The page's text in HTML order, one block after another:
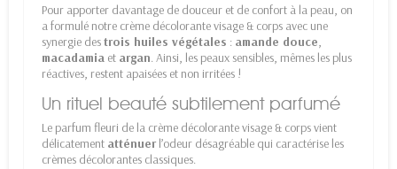
Pour apporter davantage de douceur et de confort à la peau, on
a formulé notre crème décolorante visage & corps avec une
synergie destrois huiles végétales : amande douce,
macadamia et argan. Ainsi, les peaux sensibles, mêmes les plus
réactives, restent apaisées et non irritées !
Un rituel beauté subtilement parfumé
Le parfum fleuri de la crème décolorante visage & corps vient
délicatement atténuer l’odeur désagréable qui caractérise les
crèmes décolorantes classiques.